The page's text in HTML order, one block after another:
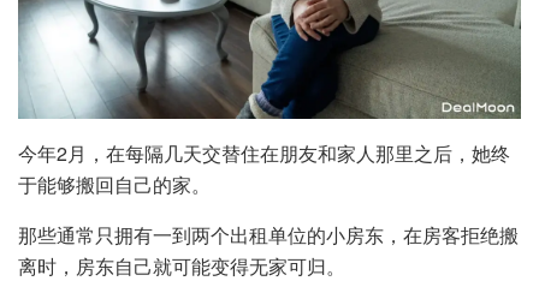
今年2月，在每隔几天交替住在朋友和家人那里之后，她终
于能够搬回自己的家。
那些通常只拥有一到两个出租单位的小房东，在房客拒绝搬
离时，房东自己就可能变得无家可归。